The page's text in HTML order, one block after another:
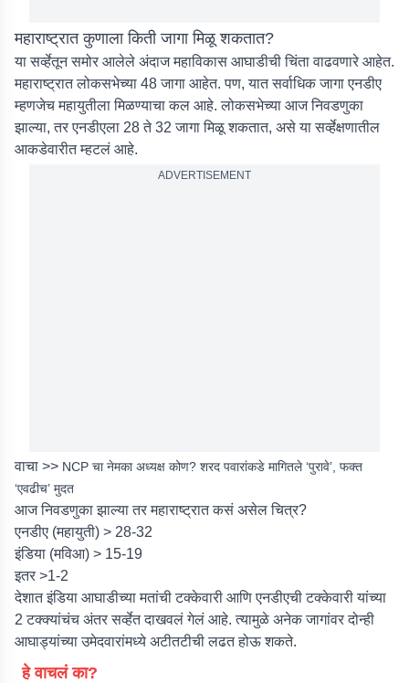
महाराष्ट्रात कुणाला किती जागा मिळू शकतात?
या सर्व्हेतून समोर आलेले अंदाज महाविकास आघाडीची चिंता वाढवणारे आहेत.
महाराष्ट्रात लोकसभेच्या 48 जागा आहेत. पण, यात सर्वाधिक जागा एनडीए
म्हणजेच महायुतीला मिळण्याचा कल आहे. लोकसभेच्या आज निवडणुका
झाल्या, तर एनडीएला 28 ते 32 जागा मिळू शकतात, असे या सर्व्हेक्षणातील
आकडेवारीत म्हटलं आहे.
ADVERTISEMENT
वाचा >> NCP चा नेमका अध्यक्ष कोण? शरद पवारांकडे मागितले ‘पुरावे’, फक्त
‘एवढीच’ मुदत
आज निवडणुका झाल्या तर महाराष्ट्रात कसं असेल चित्र?
एनडीए (महायुती) > 28-32
इंडिया (मविआ) > 15-19
इतर >1-2
देशात इंडिया आघाडीच्या मतांची टक्केवारी आणि एनडीएची टक्केवारी यांच्या
2 टक्क्यांचंच अंतर सर्व्हेत दाखवलं गेलं आहे. त्यामुळे अनेक जागांवर दोन्ही
आघाड्यांच्या उमेदवारांमध्ये अटीतटीची लढत होऊ शकते.
हे वाचलं का?